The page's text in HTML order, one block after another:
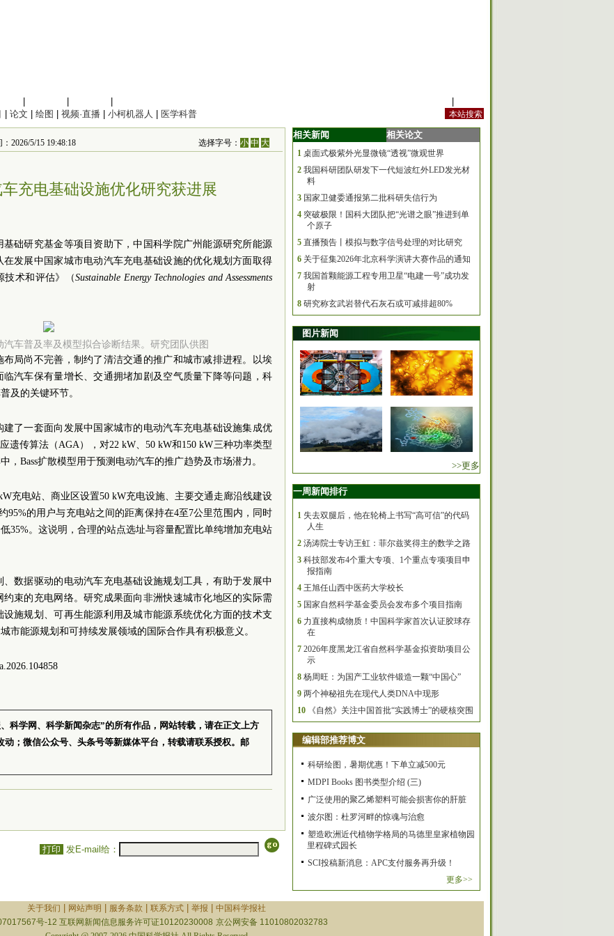
论文 绘图 视频·直播 小柯机器人 医学科普
2026/5/15 19:48:18 选择字号：小 中 大
充电基础设施优化研究获进展
础研究基金等项目资助下，中国科学院广州能源研究所能源
发展中国家城市电动汽车充电基础设施的优化规划方面取得
技术和评估》（Sustainable Energy Technologies and Assessments
汽车普及率及模型拟合诊断结果。研究团队供图
局尚不完善，制约了清洁交通的推广和城市减排进程。以埃
汽车保有量增长、交通拥堵加剧及空气质量下降等问题，科
及的关键环节。
了一套面向发展中国家城市的电动汽车充电基础设施集成优
遗传算法（AGA），对22 kW、50 kW和150 kW三种功率类型
，Bass扩散模型用于预测电动汽车的推广趋势及市场潜力。
充电站、商业区设置50 kW充电设施、主要交通走廊沿线建设
95%的用户与充电站之间的距离保持在4至7公里范围内，同时
35%。这说明，合理的站点选址与容量配置比单纯增加充电站
数据驱动的电动汽车充电基础设施规划工具，有助于发展中
束的充电网络。研究成果面向非洲快速城市化地区的实际需
施规划、可再生能源利用及城市能源系统优化方面的技术支
市能源规划和可持续发展领域的国际合作具有积极意义。
科学网、科学新闻杂志”的所有作品，网站转载，请在正文上方
；微信公众号、头条号等新媒体平台，转载请联系授权。邮
打印 发E-mail给：
相关新闻 相关论文
1 桌面式极紫外光显微镜“透视”微观世界
2 我国科研团队研发下一代短波红外LED发光材
料
3 国家卫健委通报第二批科研失信行为
4 突破极限！国科大团队把“光谱之眼”推进到单
个原子
5 直播预告丨模拟与数字信号处理的对比研究
6 关于征集2026年北京科学演讲大赛作品的通知
7 我国首颗能源工程专用卫星“电建一号”成功发
射
8 研究称玄武岩替代石灰石或可减排超80%
图片新闻
>>更多
一周新闻排行
1 失去双腿后，他在轮椅上书写“高可信”的代码
人生
2 汤涛院士专访王虹：菲尔兹奖得主的数学之路
3 科技部发布4个重大专项、1个重点专项项目申
报指南
4 王旭任山西中医药大学校长
5 国家自然科学基金委员会发布多个项目指南
6 力直接构成物质！中国科学家首次认证胶球存
在
7 2026年度黑龙江省自然科学基金拟资助项目公
示
8 杨周旺：为国产工业软件锻造一颗“中国心”
9 两个神秘祖先在现代人类DNA中现形
10
《自然》关注中国首批“实践博士”的硬核突围
编辑部推荐博文
科研绘图，暑期优惠！下单立减500元
MDPI Books 图书类型介绍 (三)
广泛使用的聚乙烯塑料可能会损害你的肝脏
波尔图：杜罗河畔的惊魂与治愈
塑造欧洲近代植物学格局的马德里皇家植物园
里程碑式园长
SCI投稿新消息：APC支付服务再升级！
更多>>
关于我们 网站声明 服务条款 联系方式| 举报
中国科学报社
号-12 互联网新闻信息服务许可证10120230008 京公网安备 11010802032783